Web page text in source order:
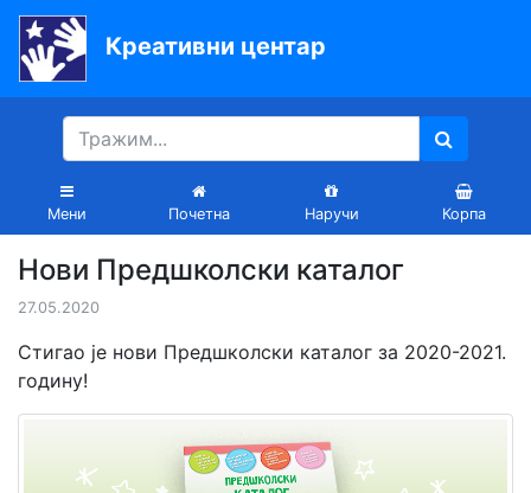
Креативни центар
Мени Почетна Наручи Корпа
Почетна
Књиге
Уџбеници
вртиће
Акције
Нови Предшколски каталог
27.05.2020
Стигао је нови Предшколски каталог за 2020-2021.
годину!